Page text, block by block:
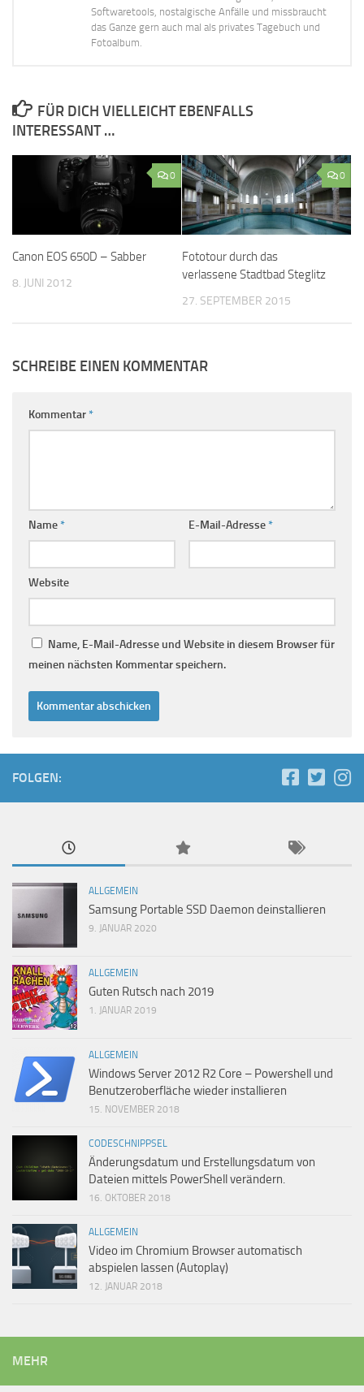
Softwaretools, nostalgische Anfälle und missbraucht
das Ganze gern auch mal als privates Tagebuch und
Fotoalbum.
FÜR DICH VIELLEICHT EBENFALLS
INTERESSANT …
0
Canon EOS 650D – Sabber
8. JUNI 2012
0
Fototour durch das
verlassene Stadtbad Steglitz
27. SEPTEMBER 2015
SCHREIBE EINEN KOMMENTAR
Kommentar*
Name* E-Mail-Adresse*
Website
Name, E-Mail-Adresse und Website in diesem Browser für
meinen nächsten Kommentar speichern.
FOLGEN:
ALLGEMEIN
Samsung Portable SSD Daemon deinstallieren
9. JANUAR 2020
ALLGEMEIN
Guten Rutsch nach 2019
1. JANUAR 2019
ALLGEMEIN
Windows Server 2012 R2 Core – Powershell und
Benutzeroberfläche wieder installieren
15. NOVEMBER 2018
CODESCHNIPPSEL
Änderungsdatum und Erstellungsdatum von
Dateien mittels PowerShell verändern.
16. OKTOBER 2018
ALLGEMEIN
Video im Chromium Browser automatisch
abspielen lassen (Autoplay)
12. JANUAR 2018
MEHR